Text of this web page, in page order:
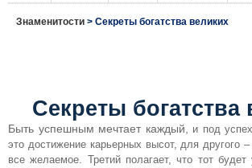
Знаменитости > Секреты богатства великих
Секреты богатства
Быть успешным мечтает каждый,
и под
это достижение карьерных высот, для другого –
все желаемое. Третий полагает, что тот